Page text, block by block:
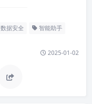
数据安全 智能助手
2025-01-02